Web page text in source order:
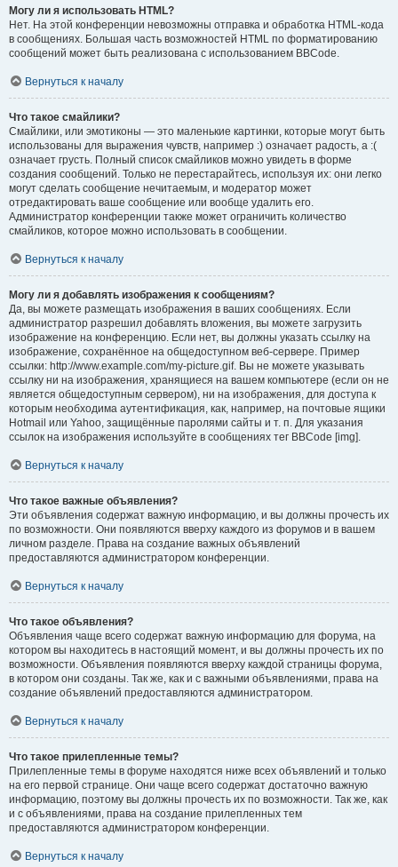
Могу ли я использовать HTML?
Нет. На этой конференции невозможны отправка и обработка HTML-кода
в сообщениях. Большая часть возможностей HTML по форматированию
сообщений может быть реализована с использованием BBCode.
Вернуться к началу
Что такое смайлики?
Смайлики, или эмотиконы — это маленькие картинки, которые могут быть
использованы для выражения чувств, например :) означает радость, а :(
означает грусть. Полный список смайликов можно увидеть в форме
создания сообщений. Только не перестарайтесь, используя их: они легко
могут сделать сообщение нечитаемым, и модератор может
отредактировать ваше сообщение или вообще удалить его.
Администратор конференции также может ограничить количество
смайликов, которое можно использовать в сообщении.
Вернуться к началу
Могу ли я добавлять изображения к сообщениям?
Да, вы можете размещать изображения в ваших сообщениях. Если
администратор разрешил добавлять вложения, вы можете загрузить
изображение на конференцию. Если нет, вы должны указать ссылку на
изображение, сохранённое на общедоступном веб-сервере. Пример
ссылки: http://www.example.com/my-picture.gif. Вы не можете указывать
ссылку ни на изображения, хранящиеся на вашем компьютере (если он не
является общедоступным сервером), ни на изображения, для доступа к
которым необходима аутентификация, как, например, на почтовые ящики
Hotmail или Yahoo, защищённые паролями сайты и т. п. Для указания
ссылок на изображения используйте в сообщениях тег BBCode [img].
Вернуться к началу
Что такое важные объявления?
Эти объявления содержат важную информацию, и вы должны прочесть их
по возможности. Они появляются вверху каждого из форумов и в вашем
личном разделе. Права на создание важных объявлений
предоставляются администратором конференции.
Вернуться к началу
Что такое объявления?
Объявления чаще всего содержат важную информацию для форума, на
котором вы находитесь в настоящий момент, и вы должны прочесть их по
возможности. Объявления появляются вверху каждой страницы форума,
в котором они созданы. Так же, как и с важными объявлениями, права на
создание объявлений предоставляются администратором.
Вернуться к началу
Что такое прилепленные темы?
Прилепленные темы в форуме находятся ниже всех объявлений и только
на его первой странице. Они чаще всего содержат достаточно важную
информацию, поэтому вы должны прочесть их по возможности. Так же, как
и с объявлениями, права на создание прилепленных тем
предоставляются администратором конференции.
Вернуться к началу